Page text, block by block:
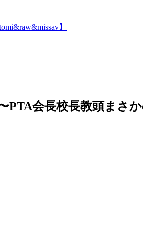
】
PTA会長校長教頭まさ